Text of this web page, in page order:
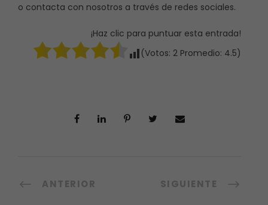
o contacta con nosotros a través de redes sociales.
¡Haz clic para puntuar esta entrada!
(Votos: 2 Promedio: 4.5)
ANTERIOR SIGUIENTE